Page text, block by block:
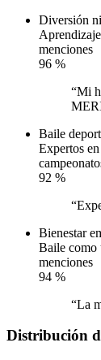
Diversión
menciones
96 %
“Mi
Baile
Expertos
92 %
Bienestar
Baile como
menciones
94 %
“La
Distribución